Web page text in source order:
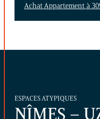
Achat Appartement à
ESPACES ATYPIQUES
NÎMES –